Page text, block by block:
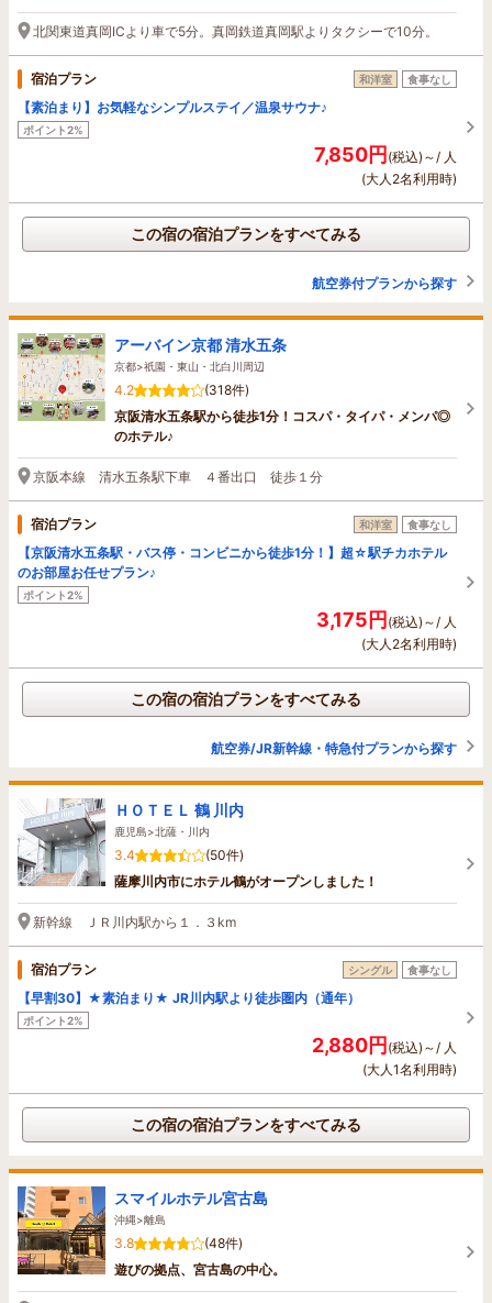
北関東道真岡ICより車で5分。真岡鉄道真岡駅よりタクシーで10分。
宿泊プラン 和洋室 食事なし
【素泊まり】お気軽なシンプルステイ／温泉サウナ♪
ポイント2%
7,850円(税込)～/ 人
(大人2名利用時)
この宿の宿泊プランをすべてみる
航空券付プランから探す
アーバイン京都 清水五条
京都>祇園・東山・北白川周辺
4.2
(318件)
京阪清水五条駅から徒歩1分！コスパ・タイパ・メンパ◎
のホテル♪
京阪本線 清水五条駅下車 ４番出口 徒歩１分
宿泊プラン 和洋室 食事なし
【京阪清水五条駅・バス停・コンビニから徒歩1分！】超☆駅チカホテル
のお部屋お任せプラン♪
ポイント2%
3,175円(税込)～/ 人
(大人2名利用時)
この宿の宿泊プランをすべてみる
航空券/JR新幹線・特急付プランから探す
ＨＯＴＥＬ 鶴 川内
鹿児島>北薩・川内
3.4
(50件)
薩摩川内市にホテル鶴がオープンしました！
新幹線 ＪＲ川内駅から１．３km
宿泊プラン シングル 食事なし
【早割30】★素泊まり★ JR川内駅より徒歩圏内（通年）
ポイント2%
2,880円(税込)～/ 人
(大人1名利用時)
この宿の宿泊プランをすべてみる
スマイルホテル宮古島
沖縄>離島
3.8
(48件)
遊びの拠点、宮古島の中心。